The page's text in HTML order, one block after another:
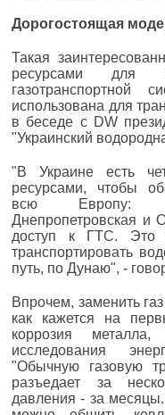
Дорогостоящая
Такая
ресурсами для
газотранспортной
использована для
в беседе с DW
"Украинский
"В Украине есть
ресурсами, чтобы
всю Европу:
Днепропетровская и
доступ к ГТС. Это
транспортировать
путь, по Дунаю", -
Впрочем, заменить
как кажется на
коррозия
исследования
"Обычную газовую
разъедает за
давления - за